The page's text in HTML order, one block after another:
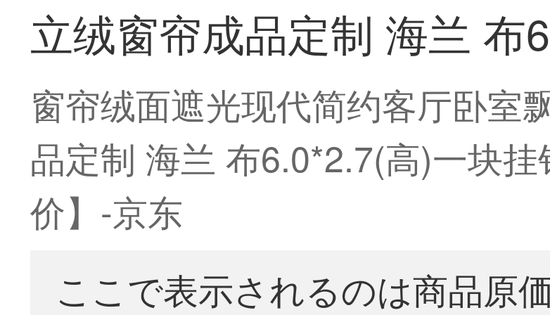
立绒窗帘成品定制 海兰 布
窗帘绒面遮光现代简约客厅卧室
品定制 海兰 布6.0*2.7(高)一块
价】-京东
ここで表示されるのは商品原